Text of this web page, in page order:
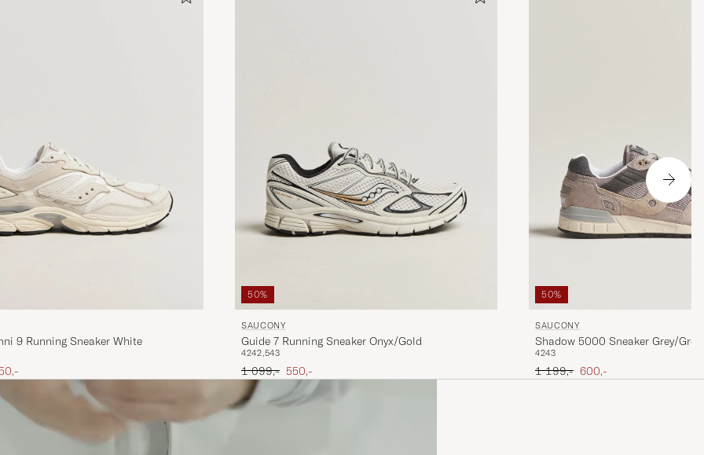
9 Running Sneaker White
pris
50%
SAUCONY
Guide 7 Running Sneaker Onyx/Gold
4242,543
Ordinary pris
1 099,- Nedsat pris
550,-
50%
SAUCONY
Shadow 5000 Sneaker Grey/Grey
4243
Ordinary pris
1 199,- Nedsat pris
600,-